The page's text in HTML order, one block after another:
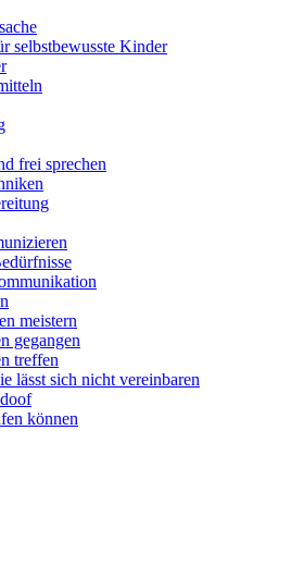
selbstbewusste Kinder
frei sprechen
meistern
gegangen
treffen
lässt sich nicht vereinbaren
können